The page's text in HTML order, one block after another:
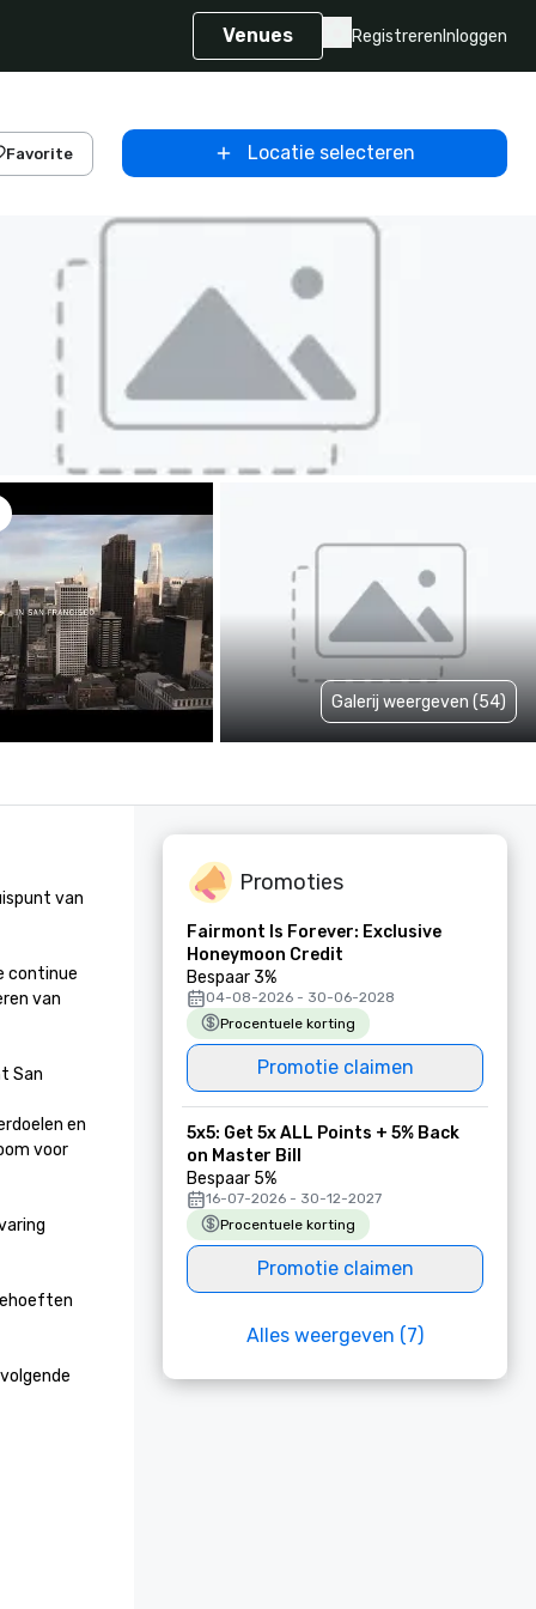
Venues Registreren Inloggen
Favorite Locatie selecteren
Galerij weergeven (54)
van
continue
van
San
en
voor
Promoties
Fairmont Is Forever: Exclusive
Honeymoon Credit
Bespaar 3%
04-08-2026 - 30-06-2028
Procentuele korting
Promotie claimen
5x5: Get 5x ALL Points + 5% Back
on Master Bill
Bespaar 5%
16-07-2026 - 30-12-2027
Procentuele korting
Promotie claimen
Alles weergeven (7)